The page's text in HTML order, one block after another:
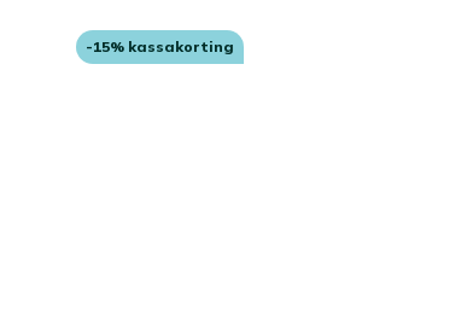
-15% kassakorting